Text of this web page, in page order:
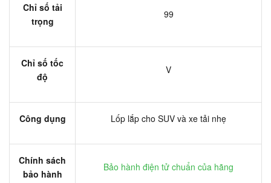
Chỉ số tải
trọng
99
Chỉ số tốc
độ
V
Công dụng Lốp lắp cho SUV và xe tải nhẹ
Chính sách
bảo hành
Bảo hành điện tử chuẩn của hãng